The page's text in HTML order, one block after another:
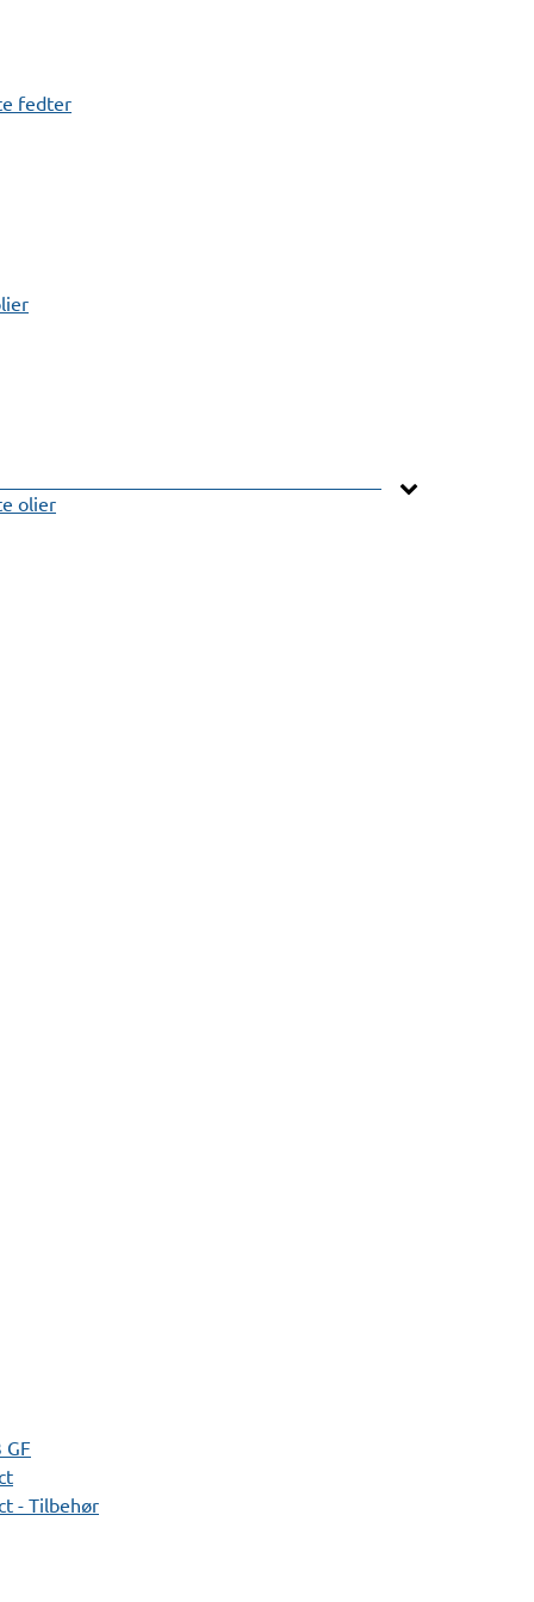
fedter
olier
GF
- Tilbehør